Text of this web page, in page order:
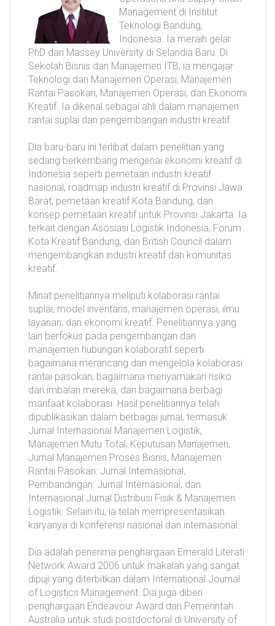
Management di Institut
Teknologi Bandung,
Indonesia. Ia meraih gelar
PhD dari Massey University di Selandia Baru. Di
Sekolah Bisnis dan Manajemen ITB, ia mengajar
Teknologi dan Manajemen Operasi, Manajemen
Rantai Pasokan, Manajemen Operasi, dan Ekonomi
Kreatif. Ia dikenal sebagai ahli dalam manajemen
rantai suplai dan pengembangan industri kreatif.
Dia baru-baru ini terlibat dalam penelitian yang
sedang berkembang mengenai ekonomi kreatif di
Indonesia seperti pemetaan industri kreatif
nasional, roadmap industri kreatif di Provinsi Jawa
Barat, pemetaan kreatif Kota Bandung, dan
konsep pemetaan kreatif untuk Provinsi Jakarta. Ia
terkait dengan Asosiasi Logistik Indonesia, Forum
Kota Kreatif Bandung, dan British Council dalam
mengembangkan industri kreatif dan komunitas
kreatif.
Minat penelitiannya meliputi kolaborasi rantai
suplai, model inventaris, manajemen operasi, ilmu
layanan, dan ekonomi kreatif. Penelitiannya yang
lain berfokus pada pengembangan dan
manajemen hubungan kolaboratif seperti
bagaimana merancang dan mengelola kolaborasi
rantai pasokan, bagaimana menyamakan risiko
dan imbalan mereka, dan bagaimana berbagi
manfaat kolaborasi. Hasil penelitiannya telah
dipublikasikan dalam berbagai jurnal, termasuk
Jurnal Internasional Manajemen Logistik,
Manajemen Mutu Total, Keputusan Manajemen,
Jurnal Manajemen Proses Bisnis, Manajemen
Rantai Pasokan: Jurnal Internasional,
Pembandingan: Jurnal Internasional, dan
Internasional Jurnal Distribusi Fisik & Manajemen
Logistik. Selain itu, ia telah mempresentasikan
karyanya di konferensi nasional dan internasional.
Dia adalah penerima penghargaan Emerald Literati
Network Award 2006 untuk makalah yang sangat
dipuji yang diterbitkan dalam International Journal
of Logistics Management. Dia juga diberi
penghargaan Endeavour Award dari Pemerintah
Australia untuk studi postdoctoral di University of